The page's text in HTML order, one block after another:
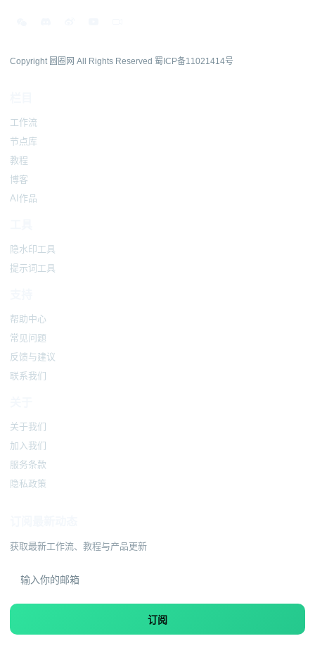
Copyright 圆圈网 All Rights Reserved 蜀ICP备11021414号
工作流
节点库
教程
博客
AI作品
隐水印工具
提示词工具
帮助中心
常见问题
反馈与建议
联系我们
关于我们
加入我们
服务条款
隐私政策
获取最新工作流、教程与产品更新
订阅